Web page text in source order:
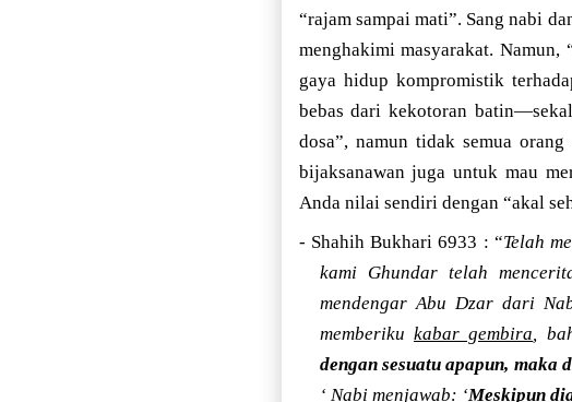
“rajam sampai mati”. Sang nabi
menghakimi masyarakat. Namun,
gaya hidup kompromistik
bebas dari kekotoran
dosa”, namun tidak semua
bijaksanawan juga untuk mau
Anda nilai sendiri dengan “akal
- Shahih Bukhari 6933 : “Telah
kami Ghundar telah
mendengar Abu Dzar dari
memberiku kabar gembira,
dengan sesuatu apapun, maka
‘ Nabi menjawab: ‘Meskipun